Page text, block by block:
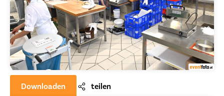
Downloaden teilen